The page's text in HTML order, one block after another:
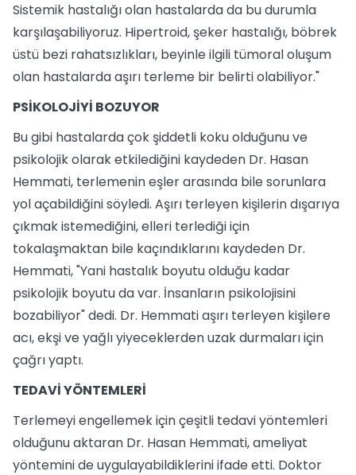
Sistemik hastalığı olan hastalarda da bu durumla
karşılaşabiliyoruz. Hipertroid, şeker hastalığı, böbrek
üstü bezi rahatsızlıkları, beyinle ilgili tümoral oluşum
olan hastalarda aşırı terleme bir belirti olabiliyor."
PSİKOLOJİYİ BOZUYOR
Bu gibi hastalarda çok şiddetli koku olduğunu ve
psikolojik olarak etkilediğini kaydeden Dr. Hasan
Hemmati, terlemenin eşler arasında bile sorunlara
yol açabildiğini söyledi. Aşırı terleyen kişilerin dışarıya
çıkmak istemediğini, elleri terlediği için
tokalaşmaktan bile kaçındıklarını kaydeden Dr.
Hemmati, "Yani hastalık boyutu olduğu kadar
psikolojik boyutu da var. İnsanların psikolojisini
bozabiliyor" dedi. Dr. Hemmati aşırı terleyen kişilere
acı, ekşi ve yağlı yiyeceklerden uzak durmaları için
çağrı yaptı.
TEDAVİ YÖNTEMLERİ
Terlemeyi engellemek için çeşitli tedavi yöntemleri
olduğunu aktaran Dr. Hasan Hemmati, ameliyat
yöntemini de uygulayabildiklerini ifade etti. Doktor